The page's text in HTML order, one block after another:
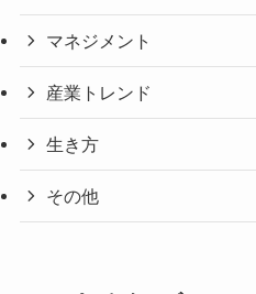
マネジメント
産業トレンド
生き方
その他